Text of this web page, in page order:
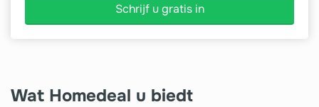
Schrijf u gratis in
Wat Homedeal u biedt